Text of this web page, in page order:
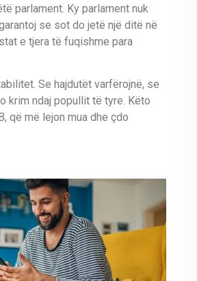
parlament. Ky parlament nuk
se sot do jetë një ditë në
e tjera të fuqishme para
Se hajdutët varfërojnë, se
krim ndaj popullit të tyre. Këto
që më lejon mua dhe çdo